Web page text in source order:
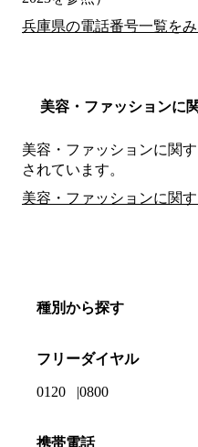
兵庫県の電話番号一覧をみ
美容・ファッションに
美容・ファッションに関
されています。
美容・ファッションに関
種別から探す
フリーダイヤル
0120 0800
携帯電話